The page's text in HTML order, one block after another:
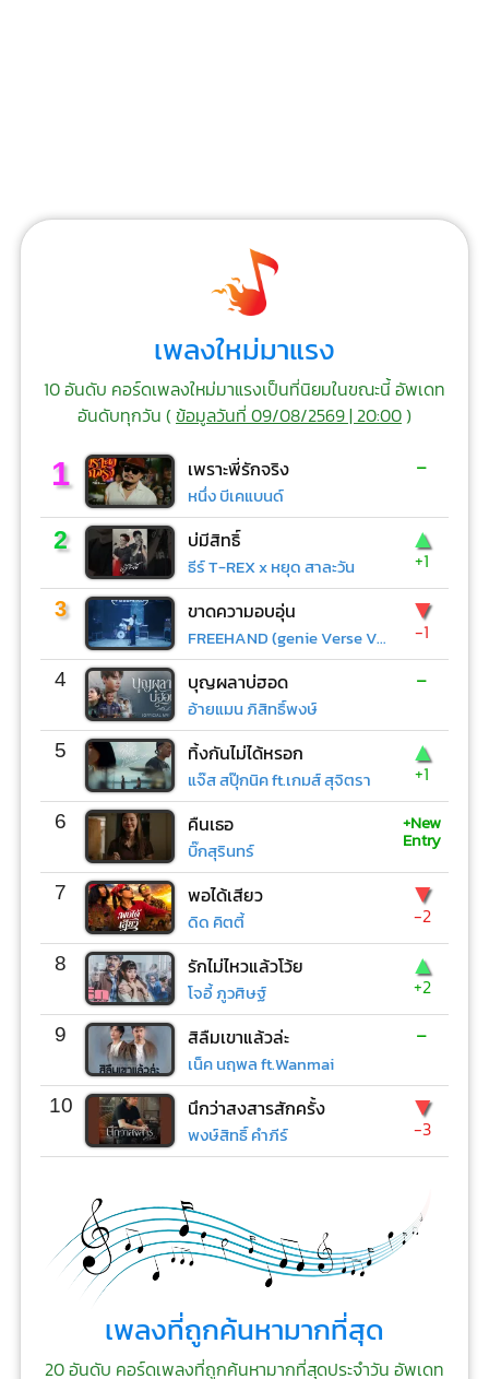
เพลงใหม่มาแรง
10 อันดับ คอร์ดเพลงใหม่มาแรงเป็นที่นิยมในขณะนี้ อัพเดท
อันดับทุกวัน (ข้อมูลวันที่ 09/08/2569 | 20:00)
1 เพราะพี่รักจริง
หนึ่ง บีเคแบนด์
-
2 บ่มีสิทธิ์
ธีร์ T-REX x หยุด สาละวัน
▲
+1
3 ขาดความอบอุ่น
FREEHAND (genie Verse Vol.1)
▼
-1
4 บุญผลาบ่ฮอด
อ้ายแมน ภิสิทธิ์พงษ์
-
5 ทิ้งกันไม่ได้หรอก
แจ๊ส สปุ๊กนิค ft.เกมส์ สุจิตรา
▲
+1
6 คืนเธอ
บิ๊กสุรินทร์
+New
Entry
7 พอได้เสียว
ดิด คิตตี้
▼
-2
8 รักไม่ไหวแล้วโว้ย
โจอี้ ภูวศิษฐ์
▲
+2
9 สิลืมเขาแล้วล่ะ
เน็ค นฤพล ft.Wanmai
-
10 นึกว่าสงสารสักครั้ง
พงษ์สิทธิ์ คำภีร์
▼
-3
เพลงที่ถูกค้นหามากที่สุด
20 อันดับ คอร์ดเพลงที่ถูกค้นหามากที่สุดประจำวัน อัพเดท